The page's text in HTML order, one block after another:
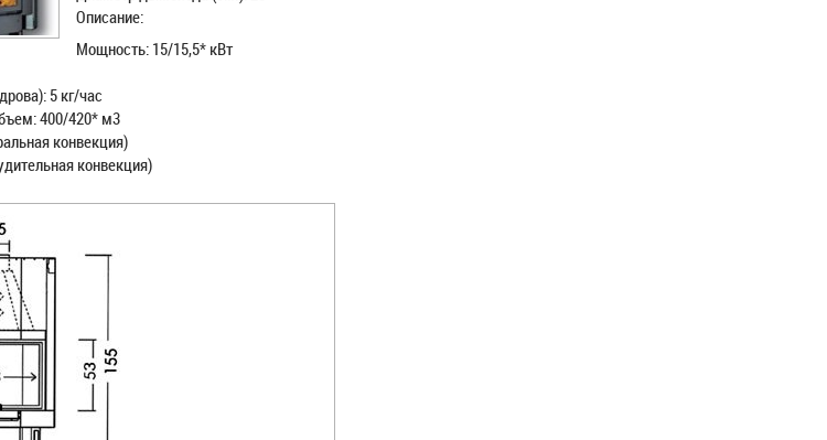
Описание:
Мощность: 15/15,5* кВт
5 кг/час
400/420* м3
конвекция)
конвекция)